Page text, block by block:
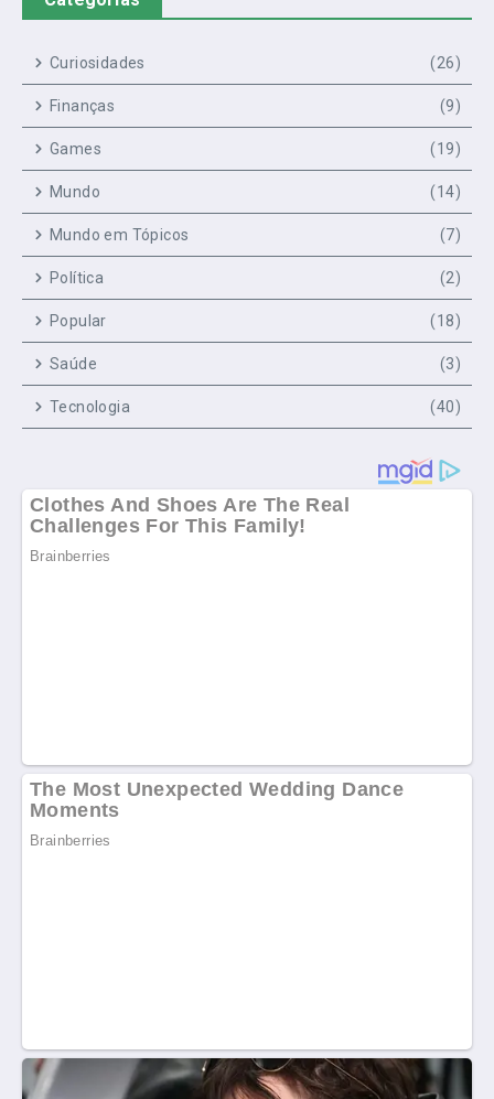
Curiosidades (26)
Finanças (9)
Games (19)
Mundo (14)
Mundo em Tópicos (7)
Política (2)
Popular (18)
Saúde (3)
Tecnologia (40)